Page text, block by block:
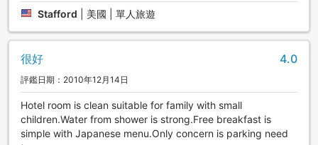
Stafford 美國 | 單人旅遊
很好 4.0
評鑑日期：2010年12月14日
Hotel room is clean suitable for family with small
children.Water from shower is strong.Free breakfast is
simple with Japanese menu.Only concern is parking need